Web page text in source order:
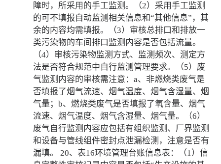
障时，所采用的手工监测。（2）采用手工监测
的可不填报自动监测相关信息和“其他信息”，其
余的内容均需填报。（3）审核总排口和排放一
类污染物的车间排口监测内容是否包括流量。
（4）审核污染物监测方式、监测频次、测定方
法是否符合规范中自行监测管理要求。（5）废
气监测内容的审核需注意：a、非燃烧类废气是
否填报了烟气流速、烟气温度、烟气含湿量、烟
气量；b、燃烧类废气是否填报了氧含量、烟气
流速、烟气温度、烟气含湿量、烟气量。（6）
废气自行监测内容应包括有组织监测、厂界监测
和设备与管线组件密封点泄漏检测，注意是否有
漏填。 20、表16环境管理台账信息表：（1）信